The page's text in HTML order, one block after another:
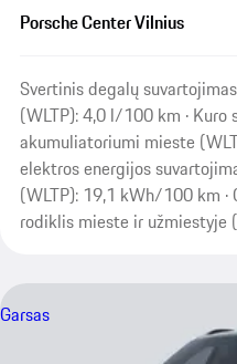
Porsche Center Vilnius
Svertinis degalų
(WLTP): 4,0 l/100 km · Kuro
akumuliatoriumi mieste
elektros energijos
(WLTP): 19,1 kWh/100 km ·
rodiklis mieste ir užmiestyje
Garsas